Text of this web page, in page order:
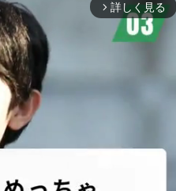
... 「最悪の空気の
真希 #城彰二
arrow_forward_ios 詳しく見る